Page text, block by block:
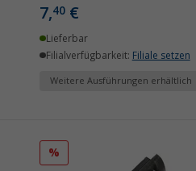
7,40 €
Lieferbar
Filialverfügbarkeit: Filiale setzen
Weitere Ausführungen erhältlich
%